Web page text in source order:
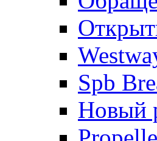
Spb
Новый